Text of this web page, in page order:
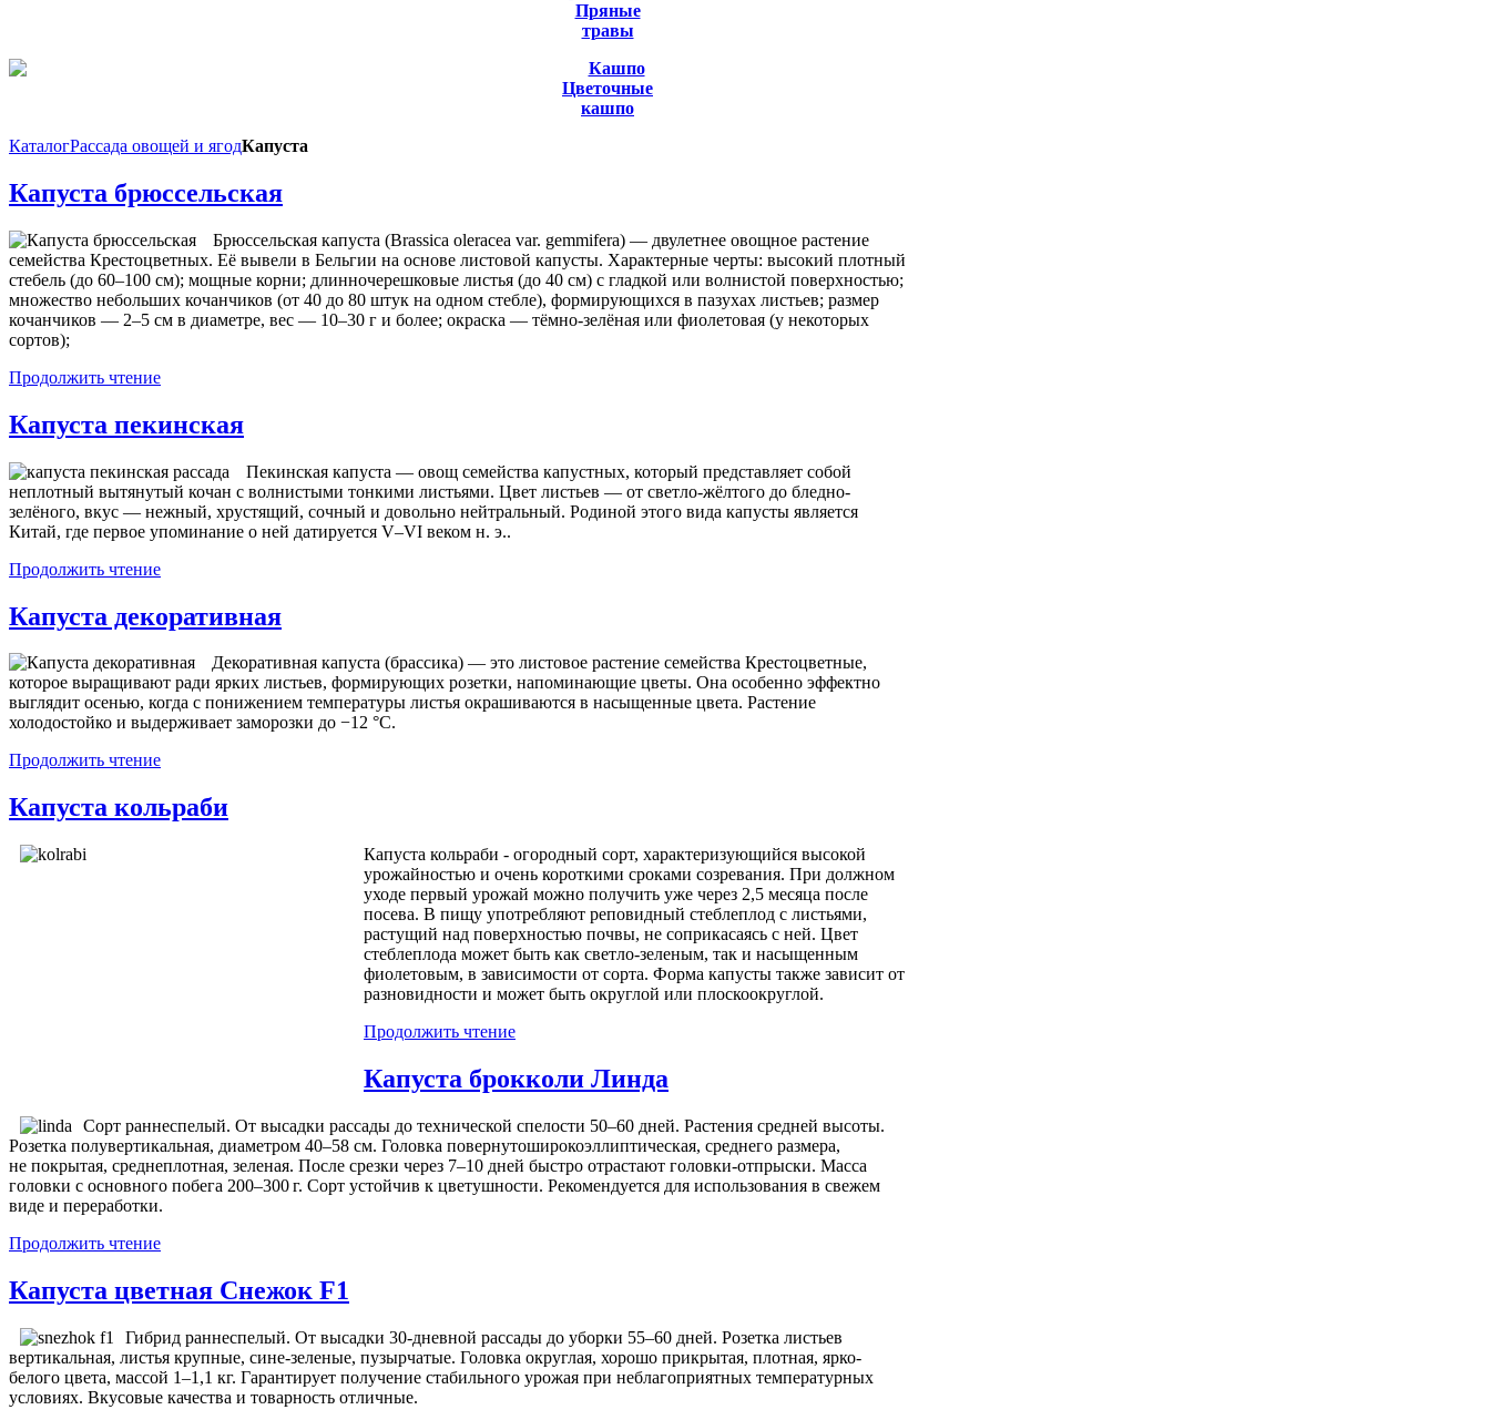
Пряные
травы
Цветочные
кашпо
КаталогРассада овощей и ягодКапуста
Капуста брюссельская
Брюссельская капуста (Brassica oleracea var. gemmifera) — двулетнее овощное растение
семейства Крестоцветных. Её вывели в Бельгии на основе листовой капусты. Характерные черты: высокий плотный
стебель (до 60–100 см); мощные корни; длинночерешковые листья (до 40 см) с гладкой или волнистой поверхностью;
множество небольших кочанчиков (от 40 до 80 штук на одном стебле), формирующихся в пазухах листьев; размер
кочанчиков — 2–5 см в диаметре, вес — 10–30 г и более; окраска — тёмно‑зелёная или фиолетовая (у некоторых
сортов);
Продолжить чтение
Капуста пекинская
Пекинская капуста — овощ семейства капустных, который представляет собой
неплотный вытянутый кочан с волнистыми тонкими листьями. Цвет листьев — от светло-жёлтого до бледно-
зелёного, вкус — нежный, хрустящий, сочный и довольно нейтральный. Родиной этого вида капусты является
Китай, где первое упоминание о ней датируется V–VI веком н. э..
Продолжить чтение
Капуста декоративная
Декоративная капуста (брассика) — это листовое растение семейства Крестоцветные,
которое выращивают ради ярких листьев, формирующих розетки, напоминающие цветы. Она особенно эффектно
выглядит осенью, когда с понижением температуры листья окрашиваются в насыщенные цвета. Растение
холодостойко и выдерживает заморозки до −12 °C.
Продолжить чтение
Капуста кольраби
Капуста кольраби - огородный сорт, характеризующийся высокой
урожайностью и очень короткими сроками созревания. При должном
уходе первый урожай можно получить уже через 2,5 месяца после
посева. В пищу употребляют реповидный стеблеплод с листьями,
растущий над поверхностью почвы, не соприкасаясь с ней. Цвет
стеблеплода может быть как светло-зеленым, так и насыщенным
фиолетовым, в зависимости от сорта. Форма капусты также зависит от
разновидности и может быть округлой или плоскоокруглой.
Продолжить чтение
Капуста брокколи Линда
Сорт раннеспелый. От высадки рассады до технической спелости 50–60 дней. Растения средней высоты.
Розетка полувертикальная, диаметром 40–58 см. Головка повернутоширокоэллиптическая, среднего размера,
не покрытая, среднеплотная, зеленая. После срезки через 7–10 дней быстро отрастают головки-отпрыски. Масса
головки с основного побега 200–300 г. Сорт устойчив к цветушности. Рекомендуется для использования в свежем
виде и переработки.
Продолжить чтение
Капуста цветная Снежок F1
Гибрид раннеспелый. От высадки 30-дневной рассады до уборки 55–60 дней. Розетка листьев
вертикальная, листья крупные, сине-зеленые, пузырчатые. Головка округлая, хорошо прикрытая, плотная, ярко-
белого цвета, массой 1–1,1 кг. Гарантирует получение стабильного урожая при неблагоприятных температурных
условиях. Вкусовые качества и товарность отличные.